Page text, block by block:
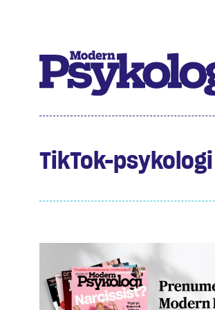
TikTok-psykologi